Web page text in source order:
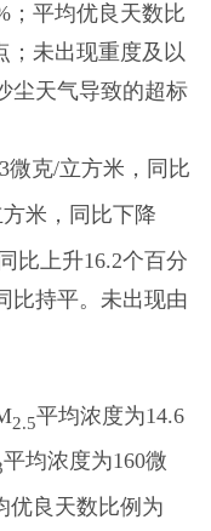
；平均优良天数比
；未出现重度及以
尘天气导致的超标
微克/立方米，同比
米，同比下降
比上升16.2个百分
比持平。未出现由
2.5平均浓度为14.6
平均浓度为160微
优良天数比例为